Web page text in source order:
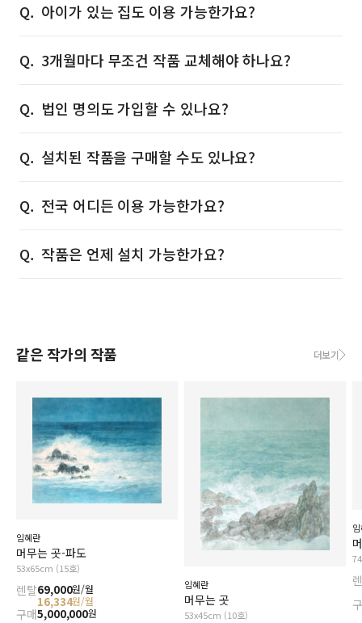
아이가 있는 집도 이용 가능한가요?
3개월마다 무조건 작품 교체해야 하나요?
법인 명의도 가입할 수 있나요?
설치된 작품을 구매할 수도 있나요?
전국 어디든 이용 가능한가요?
작품은 언제 설치 가능한가요?
같은 작가의 작품 더보기
임혜란
머무는 곳-파도
53x65cm (15호)
렌탈69,000원/월
16,334원/월
구매5,000,000원
임혜란
머무는 곳
53x45cm (10호)